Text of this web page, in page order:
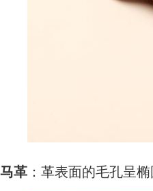
马革 ：革表面的毛孔呈